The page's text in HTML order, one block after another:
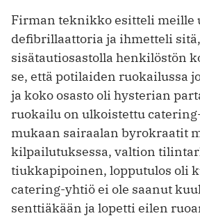
Firman teknikko esitteli meille
defibrillaattoria ja ihmetteli
sisätautiosastolla henkilöstön
se, että potilaiden ruokailussa
ja koko osasto oli hysterian
ruokailu on ulkoistettu
mukaan sairaalan byrokraatit
kilpailutuksessa, valtion
tiukkapipoinen, lopputulos oli
catering-yhtiö ei ole saanut
senttiäkään ja lopetti eilen